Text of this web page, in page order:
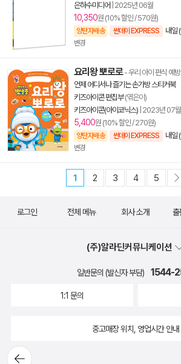
은하수미디어 2025년 06월
10,350원 (10% 할인 / 570원)
양탄자배송 썬데이 EXPRESS 내일
변경
요리왕 뽀로로- 우리 아이 편식 예
언제 어디서나 즐기는 손가방 스티커북
키즈아이콘 편집부(엮은이)
키즈아이콘(아이코닉스) 2023년 07월
5,400원 (10% 할인 / 270원)
양탄자배송 썬데이 EXPRESS 내일
변경
1 2 3 4 5
뒤로가
로그인 전체 메뉴 회사 소개
(주)알라딘커뮤니케이션
일반문의 (발신자 부담) 1544-
1:1 문의
중고매장 위치, 영업시간 안내